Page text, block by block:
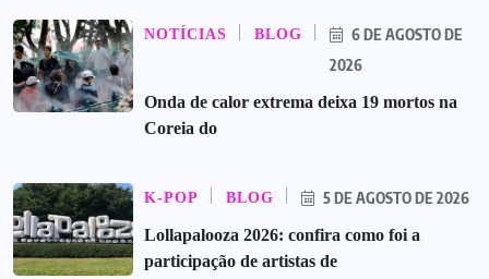
NOTÍCIAS BLOG
6 DE AGOSTO DE
2026
Onda de calor extrema deixa 19 mortos na
Coreia do
K-POP BLOG
5 DE AGOSTO DE 2026
Lollapalooza 2026: confira como foi a
participação de artistas de